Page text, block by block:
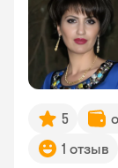
5
1 отзыв